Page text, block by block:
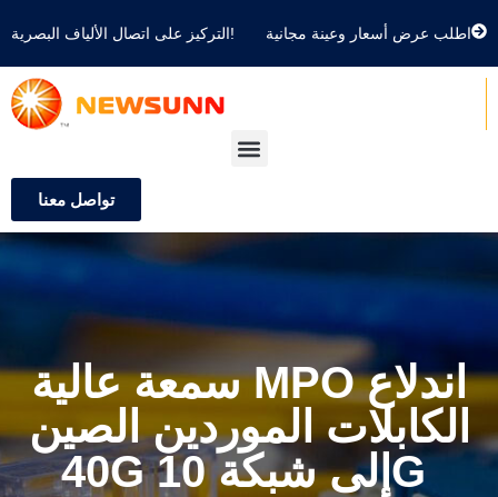
التركيز على اتصال الألياف البصرية! اطلب عرض أسعار وعينة مجانية
تواصل معنا
سمعة عالية MPO اندلاع
الكابلات الموردين الصين
40G إلى شبكة 10G